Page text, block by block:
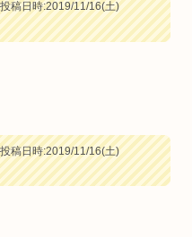
稿日時:2019/11/16(土)
稿日時:2019/11/16(土)